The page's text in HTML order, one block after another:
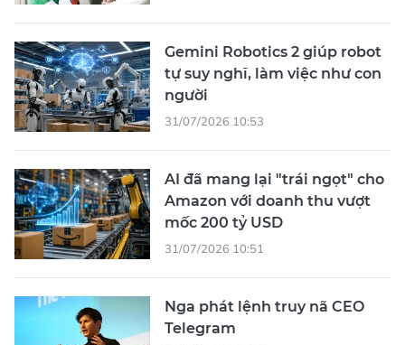
Gemini Robotics 2 giúp robot
tự suy nghĩ, làm việc như con
người
31/07/2026 10:53
AI đã mang lại "trái ngọt" cho
Amazon với doanh thu vượt
mốc 200 tỷ USD
31/07/2026 10:51
Nga phát lệnh truy nã CEO
Telegram